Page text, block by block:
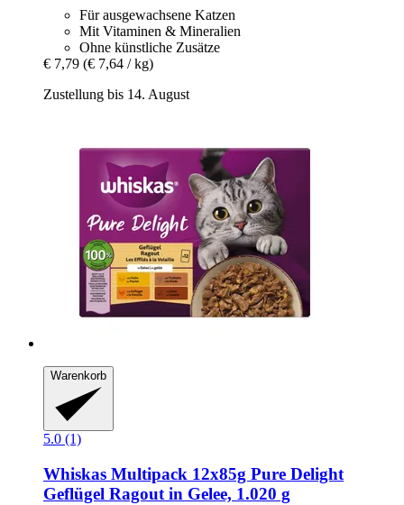
Für ausgewachsene Katzen
Mit Vitaminen & Mineralien
Ohne künstliche Zusätze
€ 7,79 (€ 7,64 / kg)
Zustellung bis 14. August
Warenkorb
5.0 (1)
Whiskas Multipack 12x85g Pure Delight
Geflügel Ragout in Gelee, 1.020 g